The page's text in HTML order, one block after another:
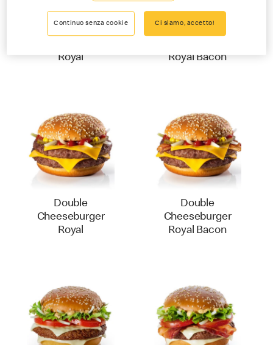
Royal
Royal Bacon
Double
Cheeseburger
Royal
Double
Cheeseburger
Royal Bacon
Continuo senza cookie Ci siamo, accetto!